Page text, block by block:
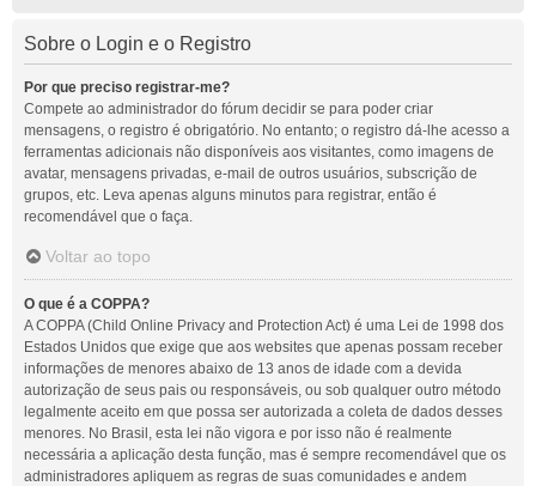
Sobre o Login e o Registro
Por que preciso registrar-me?
Compete ao administrador do fórum decidir se para poder criar
mensagens, o registro é obrigatório. No entanto; o registro dá-lhe acesso a
ferramentas adicionais não disponíveis aos visitantes, como imagens de
avatar, mensagens privadas, e-mail de outros usuários, subscrição de
grupos, etc. Leva apenas alguns minutos para registrar, então é
recomendável que o faça.
Voltar ao topo
O que é a COPPA?
A COPPA (Child Online Privacy and Protection Act) é uma Lei de 1998 dos
Estados Unidos que exige que aos websites que apenas possam receber
informações de menores abaixo de 13 anos de idade com a devida
autorização de seus pais ou responsáveis, ou sob qualquer outro método
legalmente aceito em que possa ser autorizada a coleta de dados desses
menores. No Brasil, esta lei não vigora e por isso não é realmente
necessária a aplicação desta função, mas é sempre recomendável que os
administradores apliquem as regras de suas comunidades e andem